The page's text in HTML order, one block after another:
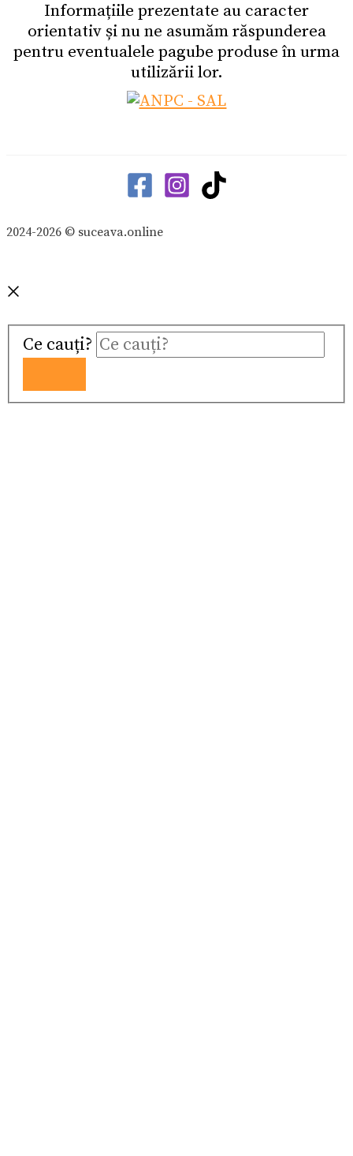
Informațiile prezentate au caracter
orientativ și nu ne asumăm răspunderea
pentru eventualele pagube produse în urma
utilizării lor.
2024-2026 © suceava.online
Ce cauți?